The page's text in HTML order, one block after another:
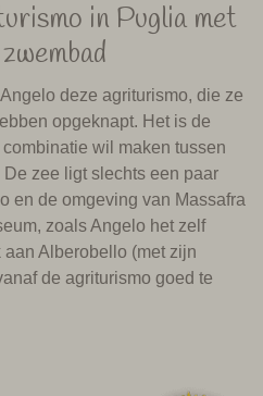
in Puglia met
deze agriturismo, die ze
opgeknapt. Het is de
wil maken tussen
zee ligt slechts een paar
en de omgeving van Massafra
zoals Angelo het zelf
Alberobello (met zijn
de agriturismo goed te
ze olijven,